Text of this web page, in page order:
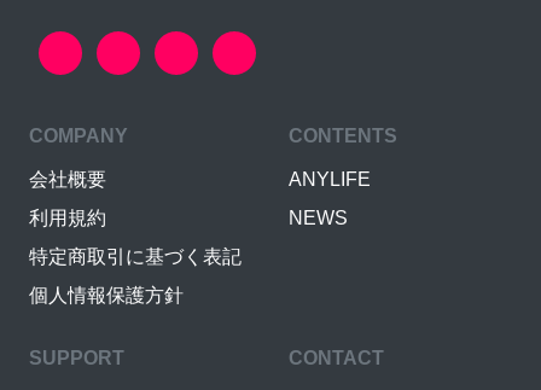
COMPANY
会社概要
利用規約
特定商取引に基づく表記
個人情報保護方針
CONTENTS
ANYLIFE
NEWS
SUPPORT CONTACT